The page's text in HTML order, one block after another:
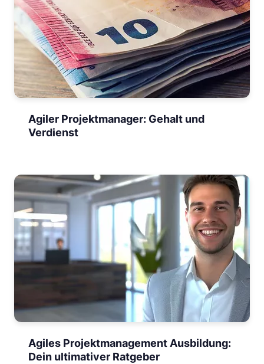
Agiler Projektmanager: Gehalt und
Verdienst
Agiles Projektmanagement Ausbildung:
Dein ultimativer Ratgeber